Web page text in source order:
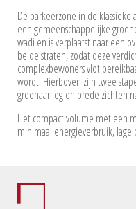
De parkeerzone in de
een gemeenschappelijke
wadi en is verplaatst naar een
beide straten, zodat deze
complexbewoners vlot
wordt. Hierboven zijn twee
groenaanleg en brede zichten
Het compact volume met een
minimaal energieverbruik,